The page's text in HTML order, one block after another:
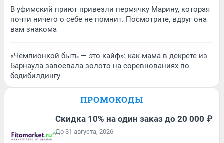
В уфимский приют привезли пермячку Марину, которая
почти ничего о себе не помнит. Посмотрите, вдруг она
вам знакома
«Чемпионкой быть — это кайф»: как мама в декрете из
Барнаула завоевала золото на соревнованиях по
бодибилдингу
ПРОМОКОДЫ
Скидка 10% на один заказ до 20 000 ₽
До 31 августа, 2026